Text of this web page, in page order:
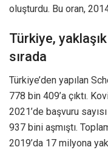
oluşturdu. Bu oran,
Türkiye,
sırada
Türkiye’den yapılan
778 bin 409’a çıktı.
2021’de başvuru
937 bini aşmıştı.
2019’da 17 milyona